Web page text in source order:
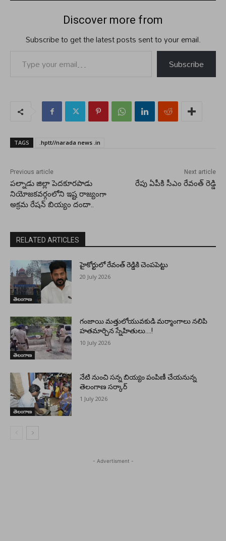
Discover more from
Subscribe to get the latest posts sent to your email.
Subscribe
TAGS .hptt//narada news .in
Previous article
పల్నాడు జిల్లా పెదకూరపాడు
నియోజకవర్గంలోని ఇష్ట రాజ్యంగా
అక్రమ రేషన్ బియ్యం దందా..
Next article
రేపు ఏపీకి సీఎం రేవంత్ రెడ్డి
RELATED ARTICLES
తెలంగాణ
హైకోర్టులో రేవంత్ రెడ్డికి చెంపపెట్టు
20 July 2026
తెలంగాణ
గంజాయి మత్తులోయువకుడి మర్మాంగాలు నలిపి
హతమార్చిన స్నేహితులు….!
10 July 2026
తెలంగాణ
నేటి నుంచి సన్న బియ్యం పంపిణీ చేయనున్న
తెలంగాణ సర్కార్
1 July 2026
- Advertisment -